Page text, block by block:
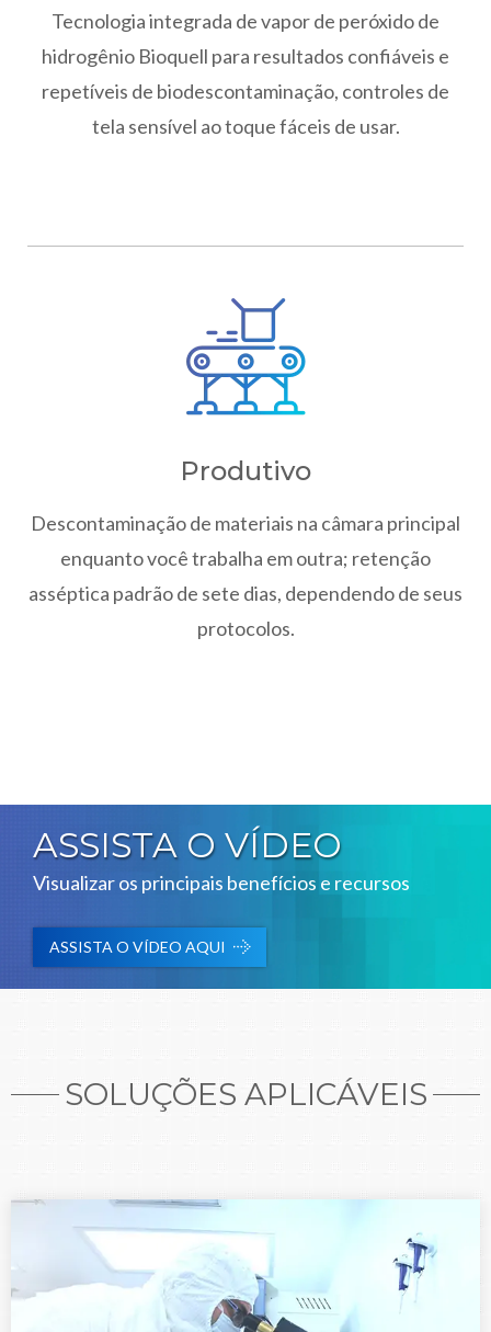
Tecnologia integrada de vapor de peróxido de
hidrogênio Bioquell para resultados confiáveis e
repetíveis de biodescontaminação, controles de
tela sensível ao toque fáceis de usar.
Produtivo
Descontaminação de materiais na câmara principal
enquanto você trabalha em outra; retenção
asséptica padrão de sete dias, dependendo de seus
protocolos.
ASSISTA O VÍDEO
Visualizar os principais benefícios e recursos
ASSISTA O VÍDEO AQUI
SOLUÇÕES APLICÁVEIS